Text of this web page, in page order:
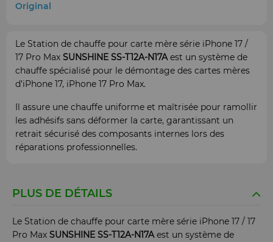
Original
Le Station de chauffe pour carte mère série iPhone 17 /
17 Pro Max SUNSHINE SS-T12A-N17Aest un système de
chauffe spécialisé pour le démontage des cartes mères
d’iPhone 17, iPhone 17 Pro Max.
Il assure une chauffe uniforme et maîtrisée pour ramollir
les adhésifs sans déformer la carte, garantissant un
retrait sécurisé des composants internes lors des
réparations professionnelles.
PLUS DE DÉTAILS
Le Station de chauffe pour carte mère série iPhone 17 / 17
Pro Max SUNSHINE SS-T12A-N17Aest un système de